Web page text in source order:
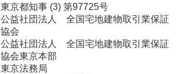
東京都知事 (3) 第97725号
公益社団法人 全国宅地建物取引業保証
協会
公益社団法人 全国宅地建物取引業保証
協会東京本部
東京法務局